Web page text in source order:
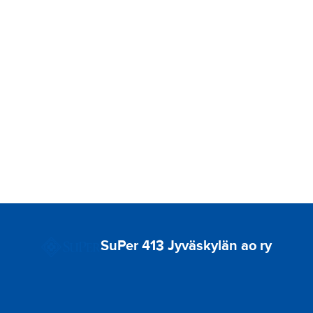
SuPer 413 Jyväskylän ao ry